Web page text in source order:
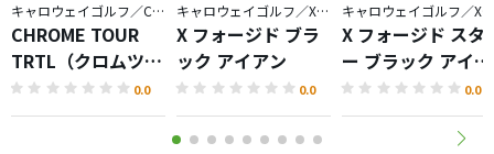
キャロウェイゴルフ／CHROME
CHROME TOUR
TRTL（クロムツア
ータートル）ボー
ル
0.0
キャロウェイゴルフ／X FORGED
X フォージド ブラ
ック アイアン
0.0
X フォージド スタ
ー ブラック アイア
ン
0.0